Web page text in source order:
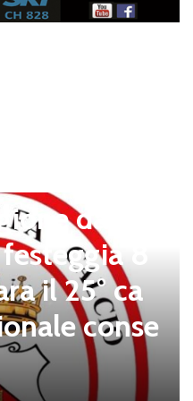
da cel
8
il 25° ca
conse